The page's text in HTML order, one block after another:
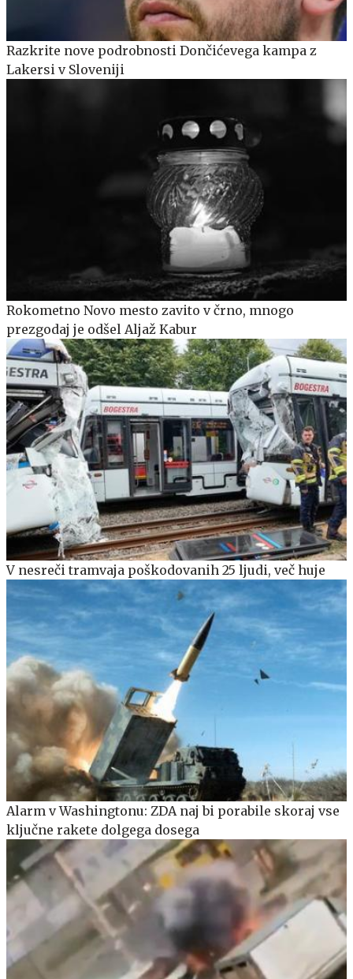
Razkrite nove podrobnosti Dončićevega kampa z
Lakersi v Sloveniji
Rokometno Novo mesto zavito v črno, mnogo
prezgodaj je odšel Aljaž Kabur
V nesreči tramvaja poškodovanih 25 ljudi, več huje
Alarm v Washingtonu: ZDA naj bi porabile skoraj vse
ključne rakete dolgega dosega